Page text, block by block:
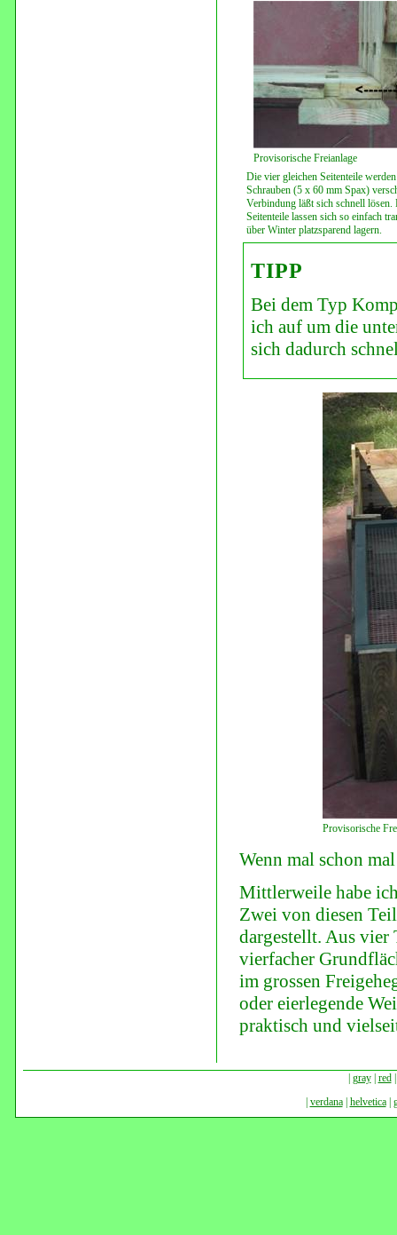
Provisorische Freianlage
Die vier gleichen Seitenteile
Schrauben (5 x 60 mm Spax)
Verbindung läßt sich schnell lösen.
Seitenteile lassen sich so einfach
über Winter platzsparend lagern.
TIPP
Bei dem Typ
ich auf um die
sich dadurch
Provisorische
Wenn mal schon
Mittlerweile habe
Zwei von diesen
dargestellt. Aus vier
vierfacher
im grossen
oder eierlegende
praktisch und
gray| red
verdana| helvetica|